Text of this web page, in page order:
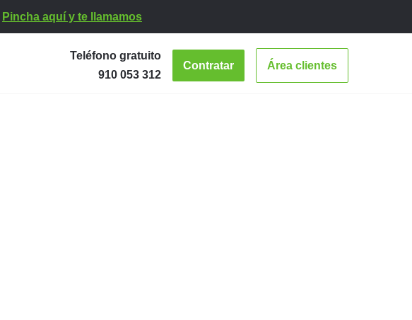
Pincha aquí y te llamamos
Teléfono gratuito
910 053 312
Contratar Área clientes